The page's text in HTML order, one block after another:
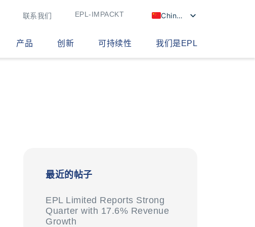
联系我们 EPL-IMPACKT Chinese
产品 创新 可持续性 我们是EPL
最近的帖子
EPL Limited Reports Strong
Quarter with 17.6% Revenue
Growth